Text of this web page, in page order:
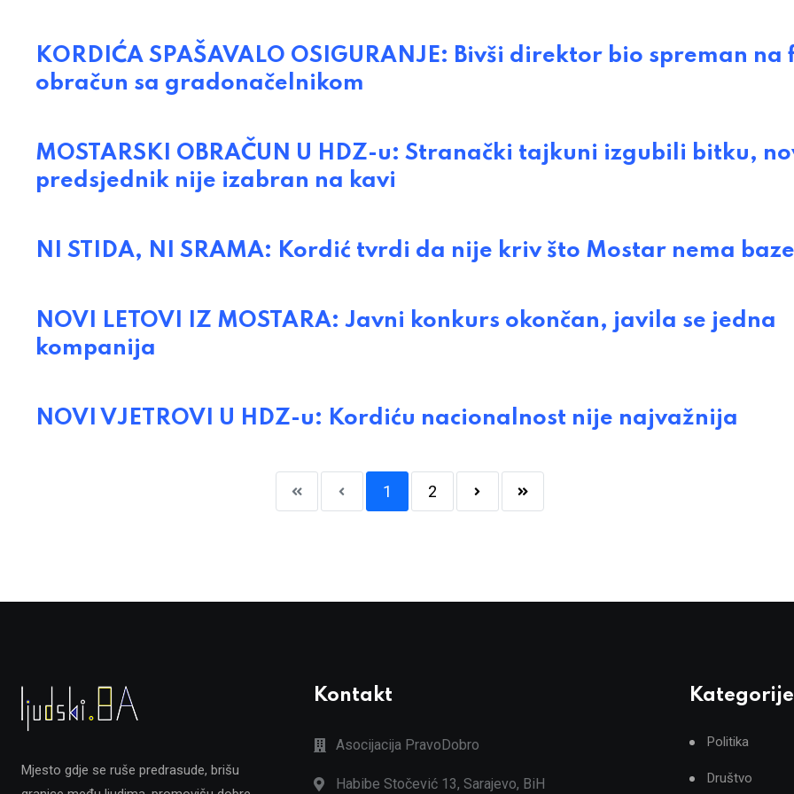
KORDIĆA SPAŠAVALO OSIGURANJE: Bivši direktor bio spreman na
obračun sa gradonačelnikom
MOSTARSKI OBRAČUN U HDZ-u: Stranački tajkuni izgubili bitku,
predsjednik nije izabran na kavi
NI STIDA, NI SRAMA: Kordić tvrdi da nije kriv što Mostar nema
NOVI LETOVI IZ MOSTARA: Javni konkurs okončan, javila se jedna
kompanija
NOVI VJETROVI U HDZ-u: Kordiću nacionalnost nije najvažnija
1 2
Mjesto gdje se ruše predrasude, brišu
Kontakt
Asocijacija PravoDobro
Habibe Stočević 13, Sarajevo, BiH
Kategorije
Politika
Društvo